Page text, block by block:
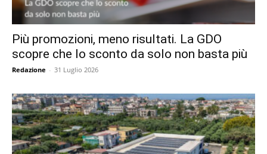
Più promozioni, meno risultati. La GDO
scopre che lo sconto da solo non basta più
Redazione - 31 Luglio 2026